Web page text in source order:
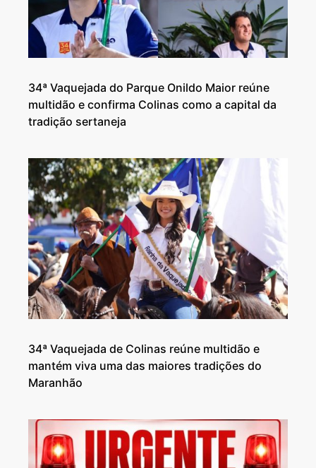
34ª Vaquejada do Parque Onildo Maior reúne
multidão e confirma Colinas como a capital da
tradição sertaneja
34ª Vaquejada de Colinas reúne multidão e
mantém viva uma das maiores tradições do
Maranhão